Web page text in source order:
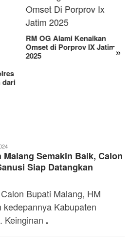
»
Manjakan Pelanggan,
Semakin Baik, Calon
Siap Datangkan
Bupati Malang, HM
Kabupaten
Keinginan .